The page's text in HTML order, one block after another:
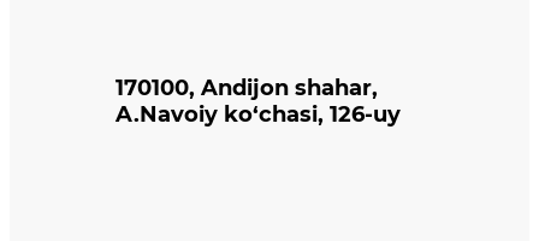
170100, Andijon shahar,
A.Navoiy ko‘chasi, 126-uy